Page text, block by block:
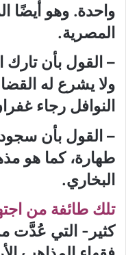
واحدة. وهو أيضًا
المصرية.
– القول بأن تارك
ولا يشرع له
النوافل رجاء
– القول بأن سجود
طهارة، كما هو
البخاري.
تلك طائفة من
كثير- التي عُدَّت